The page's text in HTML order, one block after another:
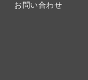
お問い合わせ